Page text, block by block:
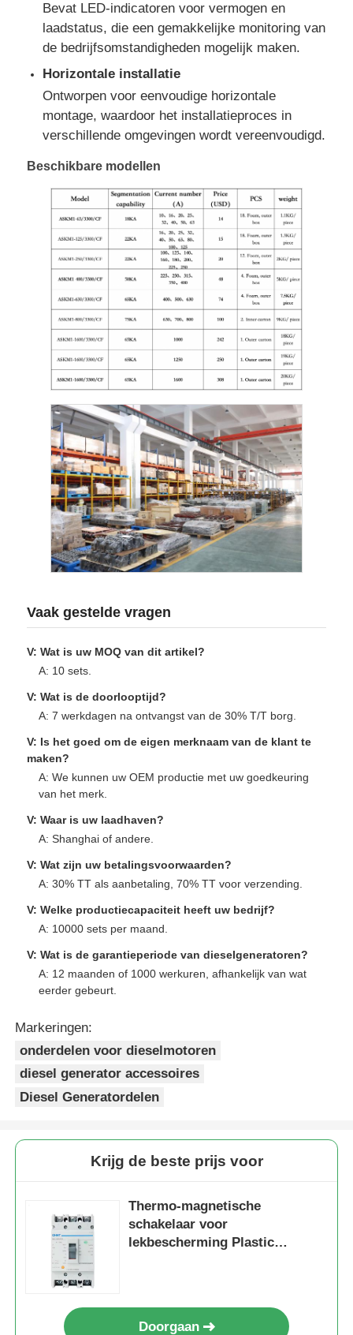
cng generatorreeks
Accessoires voor generatoren
Mobiele verlichtingsvoertuigen
Bevat LED-indicatoren voor vermogen en
laadstatus, die een gemakkelijke monitoring van
de bedrijfsomstandigheden mogelijk maken.
Horizontale installatie
Ontworpen voor eenvoudige horizontale
montage, waardoor het installatieproces in
verschillende omgevingen wordt vereenvoudigd.
Beschikbare modellen
Vaak gestelde vragen
V: Wat is uw MOQ van dit artikel?
A: 10 sets.
V: Wat is de doorlooptijd?
A: 7 werkdagen na ontvangst van de 30% T/T borg.
V: Is het goed om de eigen merknaam van de klant te
maken?
A: We kunnen uw OEM productie met uw goedkeuring
van het merk.
V: Waar is uw laadhaven?
A: Shanghai of andere.
V: Wat zijn uw betalingsvoorwaarden?
A: 30% TT als aanbetaling, 70% TT voor verzending.
V: Welke productiecapaciteit heeft uw bedrijf?
A: 10000 sets per maand.
V: Wat is de garantieperiode van dieselgeneratoren?
A: 12 maanden of 1000 werkuren, afhankelijk van wat
eerder gebeurt.
Markeringen:
onderdelen voor dieselmotoren
diesel generator accessoires
Diesel Generatordelen
Krijg de beste prijs voor
Thermo-magnetische
schakelaar voor
lekbescherming Plastic
Doorgaan